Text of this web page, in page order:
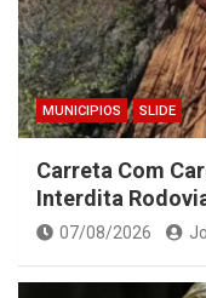
MUNICIPIOS SLIDE
Carreta Com
Interdita
07/08/2026